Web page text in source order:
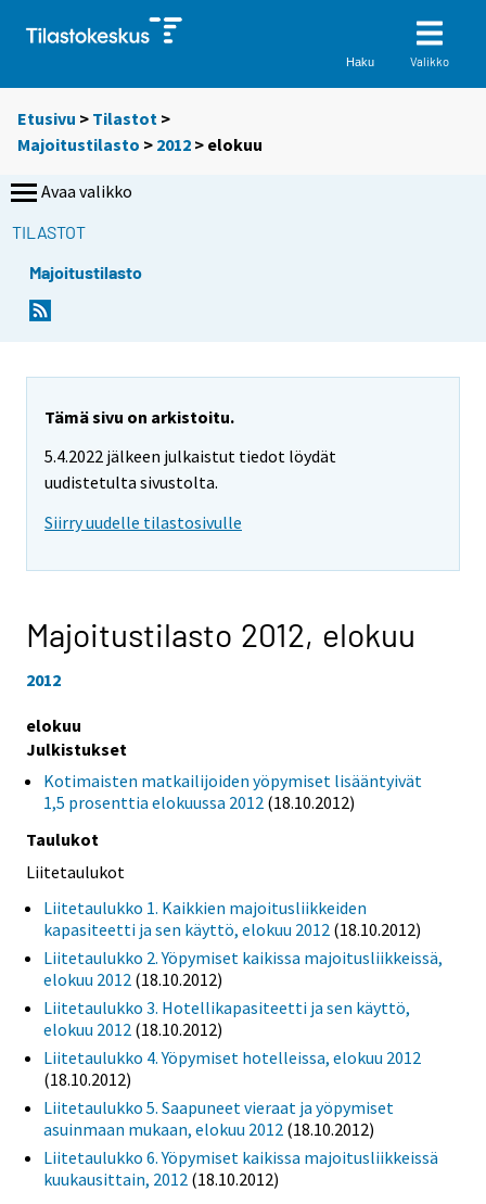
Haku Valikko
Etusivu > Tilastot >
Majoitustilasto > 2012 > elokuu
Avaa valikko
TILASTOT
Majoitustilasto
Tämä sivu on arkistoitu.
5.4.2022 jälkeen julkaistut tiedot löydät
uudistetulta sivustolta.
Siirry uudelle tilastosivulle
Majoitustilasto 2012, elokuu
2012
elokuu
Julkistukset
Kotimaisten matkailijoiden yöpymiset lisääntyivät
1,5 prosenttia elokuussa 2012 (18.10.2012)
Taulukot
Liitetaulukot
Liitetaulukko 1. Kaikkien majoitusliikkeiden
kapasiteetti ja sen käyttö, elokuu 2012 (18.10.2012)
Liitetaulukko 2. Yöpymiset kaikissa majoitusliikkeissä,
elokuu 2012 (18.10.2012)
Liitetaulukko 3. Hotellikapasiteetti ja sen käyttö,
elokuu 2012 (18.10.2012)
Liitetaulukko 4. Yöpymiset hotelleissa, elokuu 2012
(18.10.2012)
Liitetaulukko 5. Saapuneet vieraat ja yöpymiset
asuinmaan mukaan, elokuu 2012 (18.10.2012)
Liitetaulukko 6. Yöpymiset kaikissa majoitusliikkeissä
kuukausittain, 2012 (18.10.2012)